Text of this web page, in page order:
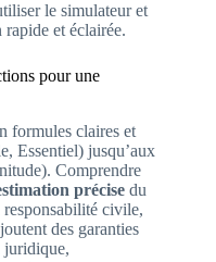
le simulateur et
et éclairée.
pour une
formules claires et
Essentiel) jusqu’aux
Comprendre
précise du
civile,
des garanties
juridique,